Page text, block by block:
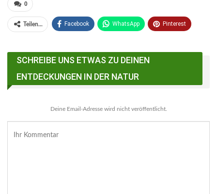
0
Teilen... Facebook WhatsApp Pinterest
Facebook Messenger
SCHREIBE UNS ETWAS ZU DEINEN
ENTDECKUNGEN IN DER NATUR
Deine Email-Adresse wird nicht veröffentlicht.